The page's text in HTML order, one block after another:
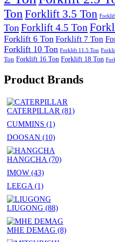
Ton Forklift 3.5 Ton
Ton Forklift 4.5 Ton
Forklift 6 Ton Forklift 7 Ton
Forklift 10 Ton Forklift 11.5 Ton
Ton Forklift 16 Ton Forklift 18 Ton
Product Brands
CATERPILLAR (81)
CUMMINS (1)
DOOSAN (10)
HANGCHA (70)
IMOW (43)
LEEGA (1)
LIUGONG (88)
MHE DEMAG (8)